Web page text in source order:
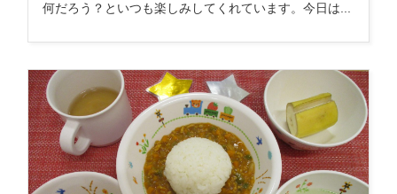
何だろう？といつも楽しみしてくれています。今日は...